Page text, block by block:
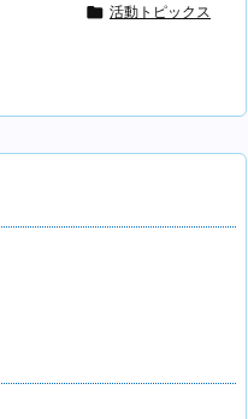
 活動トピックス